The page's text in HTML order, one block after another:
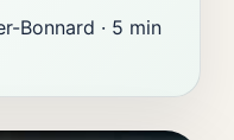
Bonnard · 5 min